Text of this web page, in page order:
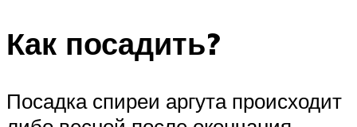
Как посадить?
Посадка спиреи аргута происходит